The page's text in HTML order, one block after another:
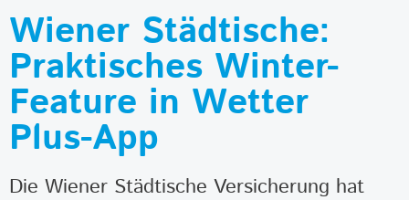
Wiener Städtische:
Praktisches Winter-
Feature in Wetter
Plus-App
Die Wiener Städtische Versicherung hat